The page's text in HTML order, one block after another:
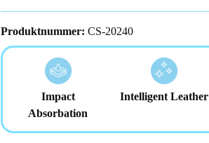
Produktnummer: CS-20240
Impact
Absorbation
Intelligent Leather